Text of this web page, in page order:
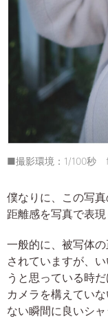
■撮影環境：1/100秒
僕なりに、この写
距離感を写真で表現
一般的に、被写体
されていますが、
うと思っている時だ
カメラを構えてい
ない瞬間に良いシ